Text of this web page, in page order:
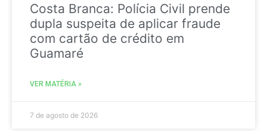
Costa Branca: Polícia Civil prende
dupla suspeita de aplicar fraude
com cartão de crédito em
Guamaré
VER MATÉRIA »
7 de agosto de 2026